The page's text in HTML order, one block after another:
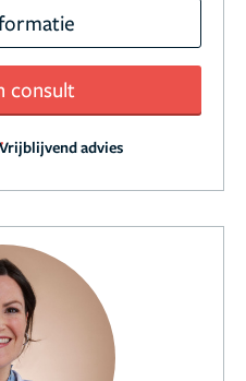
consult
advies